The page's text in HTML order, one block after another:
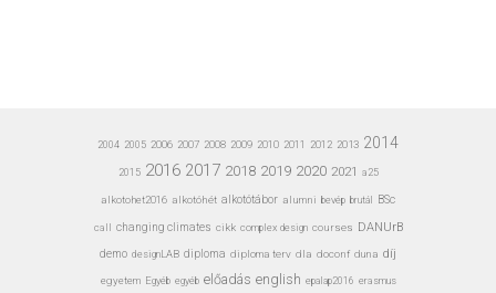
2004 2005 2006 2007 2008 2009 2010 2011 2012 2013 2014
2015 2016 2017 2018 2019 2020 2021 a25
alkotohet2016 alkotóhét alkotótábor alumni bevép brutál BSc
call changing climates cikk complex design courses DANUrB
demo designLAB diploma diploma terv dla doconf duna díj
egyetem Egyéb egyéb előadás english epalap2016 erasmus